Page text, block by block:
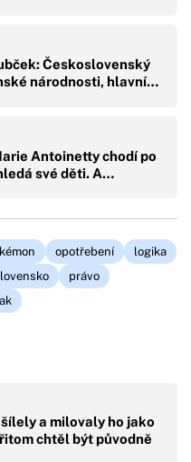
Československý
národnosti, hlavní…
Antoinetty chodí po
své děti. A…
opotřebení
logika
právo
a milovaly ho jako
chtěl být původně